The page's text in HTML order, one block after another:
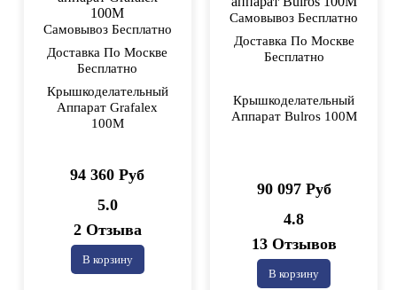
Самовывоз Бесплатно
Доставка По Москве
Бесплатно
Крышкоделательный
Аппарат Grafalex
100M
94 360 Руб
5.0
2 Отзыва
В корзину
Самовывоз Бесплатно
Доставка По Москве
Бесплатно
Крышкоделательный
Аппарат Bulros 100M
90 097 Руб
4.8
13 Отзывов
В корзину